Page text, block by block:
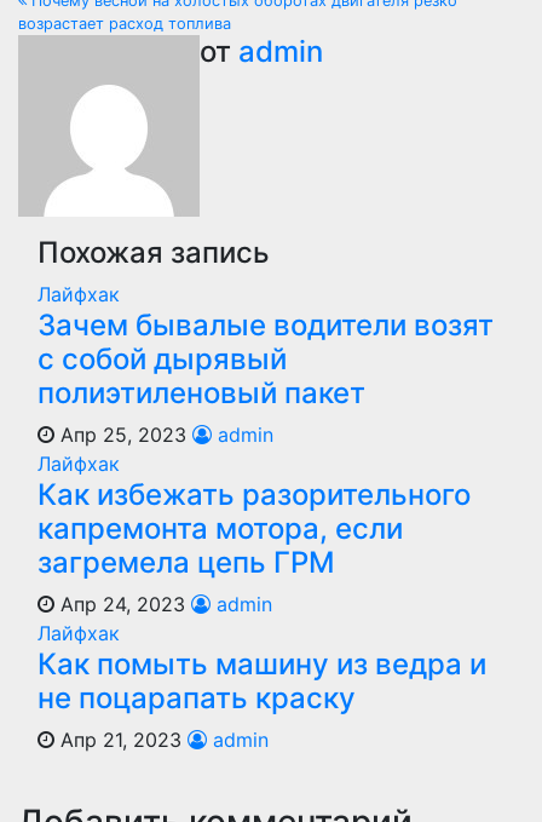
по
возрастает расход топлива
от admin
Похожая запись
Лайфхак
Зачем бывалые водители возят
с собой дырявый
полиэтиленовый пакет
Апр 25, 2023
admin
Лайфхак
Как избежать разорительного
капремонта мотора, если
загремела цепь ГРМ
Апр 24, 2023
admin
Лайфхак
Как помыть машину из ведра и
не поцарапать краску
Апр 21, 2023 admin